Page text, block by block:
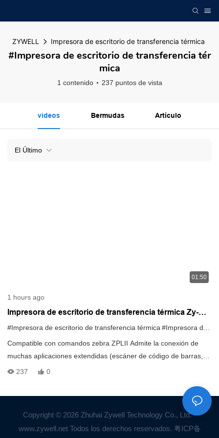
ZYWELL Impresora de escritorio de transferencia térmica
#Impresora de escritorio de transferencia tér
mica
1 contenido 237 puntos de vista
videos Bermudas Artículo
El Último
01:50
1 hours ago
Impresora de escritorio de transferencia térmica Zy-
4603
#Impresora de escritorio de transferencia térmica #Impresora de etiqueta de transferencia térmica
Compatible con comandos zebra ZPLII Admite la conexión de
muchas aplicaciones extendidas (escáner de código de barras,
báscula electrónica, etc.) Memoria grande: 32M + 32M (estándar)
237 0
Copyright © 2026 Zhuhai Zywell Technology Co., Ltd. -
www.zywell.net Todos los derechos reservados. 粤ICP备